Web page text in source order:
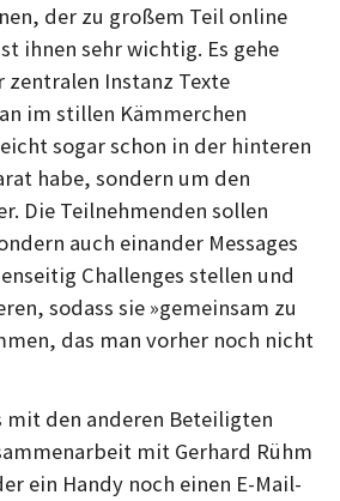
der zu großem Teil online
ihnen sehr wichtig. Es gehe
Instanz Texte
im stillen Kämmerchen
sogar schon in der hinteren
habe, sondern um den
Die Teilnehmenden sollen
auch einander Messages
Challenges stellen und
sodass sie »gemeinsam zu
das man vorher noch nicht
mit den anderen Beteiligten
mit Gerhard Rühm
ein Handy noch einen E-Mail-